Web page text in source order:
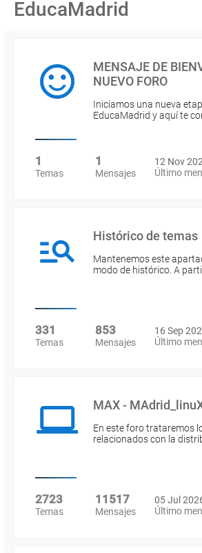
EducaMadrid
MENSAJE DE
NUEVO FORO
Iniciamos una nueva
EducaMadrid y aquí te
1
Temas
1
Mensajes
12 Nov
Último
Histórico de temas
Mantenemos este
modo de histórico. A
331
Temas
853
Mensajes
16 Sep
Último
MAX -
En este foro trataremos
relacionados con la
2723
Temas
11517
Mensajes
05 Jul
Último